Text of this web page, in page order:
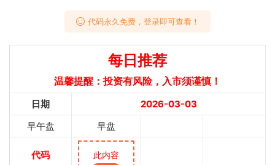
代码永久免费，登录即可查看！
每日推荐
温馨提醒：投资有风险，入市须谨慎！
日期
2026-03-03
早午盘
早盘
代码 此内容